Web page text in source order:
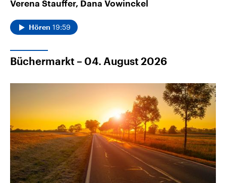
Verena Stauffer, Dana Vowinckel
Hören 19:59
Büchermarkt – 04. August 2026